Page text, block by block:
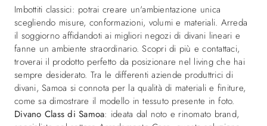
Imbottiti classici: potrai creare un'ambientazione unica
scegliendo misure, conformazioni, volumi e materiali. Arreda
il soggiorno affidandoti ai migliori negozi di divani lineari e
fanne un ambiente straordinario. Scopri di più e contattaci,
troverai il prodotto perfetto da posizionare nel living che hai
sempre desiderato. Tra le differenti aziende produttrici di
divani, Samoa si connota per la qualità di materiali e finiture,
come sa dimostrare il modello in tessuto presente in foto.
Divano Class di Samoa: ideata dal noto e rinomato brand,